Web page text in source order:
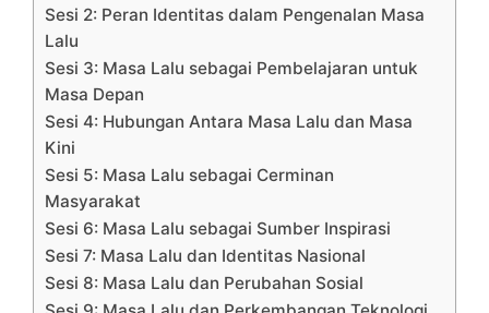
Sesi 2: Peran Identitas dalam Pengenalan Masa
Lalu
Sesi 3: Masa Lalu sebagai Pembelajaran untuk
Masa Depan
Sesi 4: Hubungan Antara Masa Lalu dan Masa
Kini
Sesi 5: Masa Lalu sebagai Cerminan
Masyarakat
Sesi 6: Masa Lalu sebagai Sumber Inspirasi
Sesi 7: Masa Lalu dan Identitas Nasional
Sesi 8: Masa Lalu dan Perubahan Sosial